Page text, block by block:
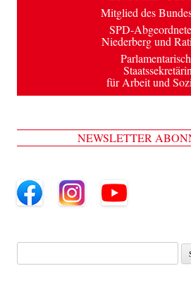
Mitglied des
SPD-
Niederberg und
Staatssekretärin
für Arbeit und
NEWSLETTER
Suche
nach: